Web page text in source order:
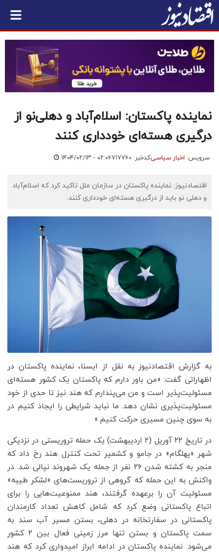
نماینده پاکستان: اسلام‌آباد و دهلی‌نو از
درگیری هسته‌ای خودداری کنند
سرویس: اخبار سیاسیکدخبر: ۷۱۷۷۶۰ ۱۴۰۴/۰۲/۱۳ - ۰۲:۰۶
اقتصادنیوز: نماینده پاکستان در سازمان ملل تاکید کرد که اسلام‌آباد
و دهلی نو باید از درگیری هسته‌ای خودداری کنند.
به گزارش اقتصادنیوز به نقل از ایسنا، نماینده پاکستان در
اظهاراتی گفت: «من باور دارم که پاکستان یک کشور هسته‌ای
مسئولیت‌پذیر است و من می‌پندارم که هند نیز تا حدی از خود
مسئولیت‌پذیری نشان دهد. ما نباید شرایطی را ایجاد کنیم در
به سوی چنین مسیری حرکت کنیم.»
در تاریخ ۲۲ آوریل (۲ اردیبهشت) یک حمله تروریستی در نزدیکی
شهر «پهلگام» در جامو و کشمیر تحت کنترل هند رخ داد که
منجر به کشته شدن ۲۶ نفر از جمله یک شهروند نپالی شد. در
واکنش به این حمله که گروهی از تروریست‌های «لشکر طیبه»
مسئولیت آن را برعهده گرفتند، هند ممنوعیت‌هایی را برای
اتباع پاکستانی وضع کرد که شامل کاهش تعداد کارمندان
پاکستانی در سفارتخانه در دهلی، بستن مسیر آب سند به
سمت پاکستان و بستن تنها مرز زمینی فعال بین ۲ کشور
می‌شود. نماینده پاکستان در ادامه ابراز امیدواری کرد که هند